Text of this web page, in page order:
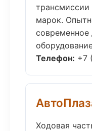
трансмиссии
марок.
современное
Телефон: +7
Ходовая